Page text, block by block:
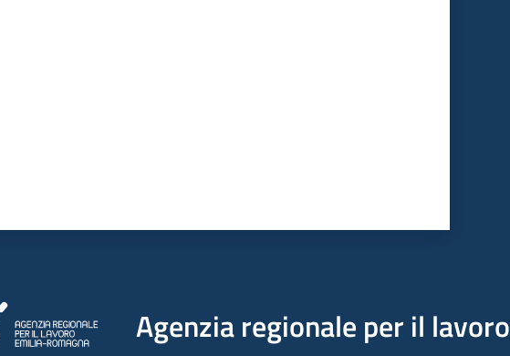
Agenzia regionale per il lavoro